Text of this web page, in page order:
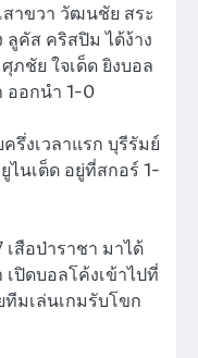
าขวา วัฒนชัย สระ
คัส คริสปิม ได้ง้าง
ภชัย ใจเด็ด ยิงบอล
ออกนำ 1-0
รึ่งเวลาแรก บุรีรัมย์
ไนเต็ด อยู่ที่สกอร์ 1-
สือป่าราชา มาได้
ปิดบอลโค้งเข้าไปที่
ทีมเล่นเกมรับโขก